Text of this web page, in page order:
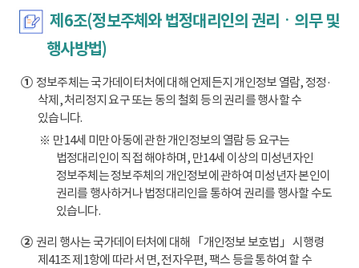
제6조(정보주체와 법정대리인의 권리ㆍ의무 및
행사방법)
①정보주체는 국가데이터처에 대해 언제든지 개인정보 열람, 정정·
삭제, 처리정지 요구 또는 동의 철회 등의 권리를 행사할 수
있습니다.
※ 만14세 미만 아동에 관한 개인정보의 열람 등 요구는
법정대리인이 직접 해야하며, 만14세 이상의 미성년자인
정보주체는 정보주체의 개인정보에 관하여 미성년자 본인이
권리를 행사하거나 법정대리인을 통하여 권리를 행사할 수도
있습니다.
②권리 행사는 국가데이터처에 대해 「개인정보 보호법」 시행령
제41조 제1항에 따라 서면, 전자우편, 팩스 등을 통하여 할 수